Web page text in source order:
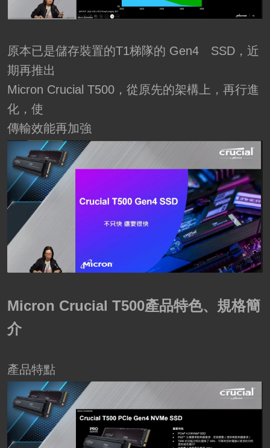
原本已是儲存裝置的T1梯隊的 Gen4 SSD，近
期再推出
Micron Crucial T500，從原先的架構上，再行進
化，使
傳輸效能再加強
Micron Crucial T500產品特色、規格簡
介
產品特點